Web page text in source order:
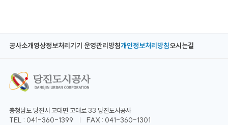
공사소개영상정보처리기기 운영관리방침개인정보처리방침오시는길
충청남도 당진시 고대면 고대로 33 당진도시공사
TEL : 041-360-1399
FAX : 041-360-1301